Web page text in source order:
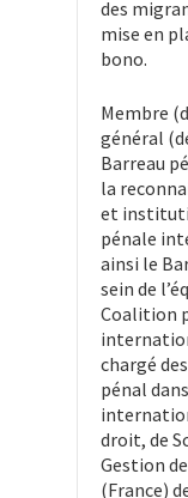
des
mise en
bono.
Membre
général
Barreau
la
et
pénale
ainsi le
sein de
Coalition
chargé
pénal
droit, de
Gestion
(France)